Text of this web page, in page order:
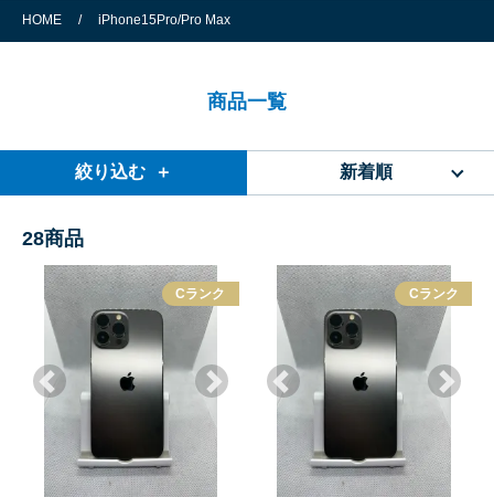
HOME / iPhone15Pro/Pro Max
商品一覧
絞り込む ＋ 新着順
28商品
Cランク Cランク